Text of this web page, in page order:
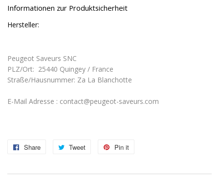
Informationen zur Produktsicherheit
Hersteller:
Peugeot Saveurs SNC
PLZ/Ort: 25440 Quingey / France
Straße/Hausnummer: Za La Blanchotte
E-Mail Adresse : contact@peugeot-saveurs.com
Share
Share
Facebook
Tweet
Tweet
Twitter
Pin it
Pinterest